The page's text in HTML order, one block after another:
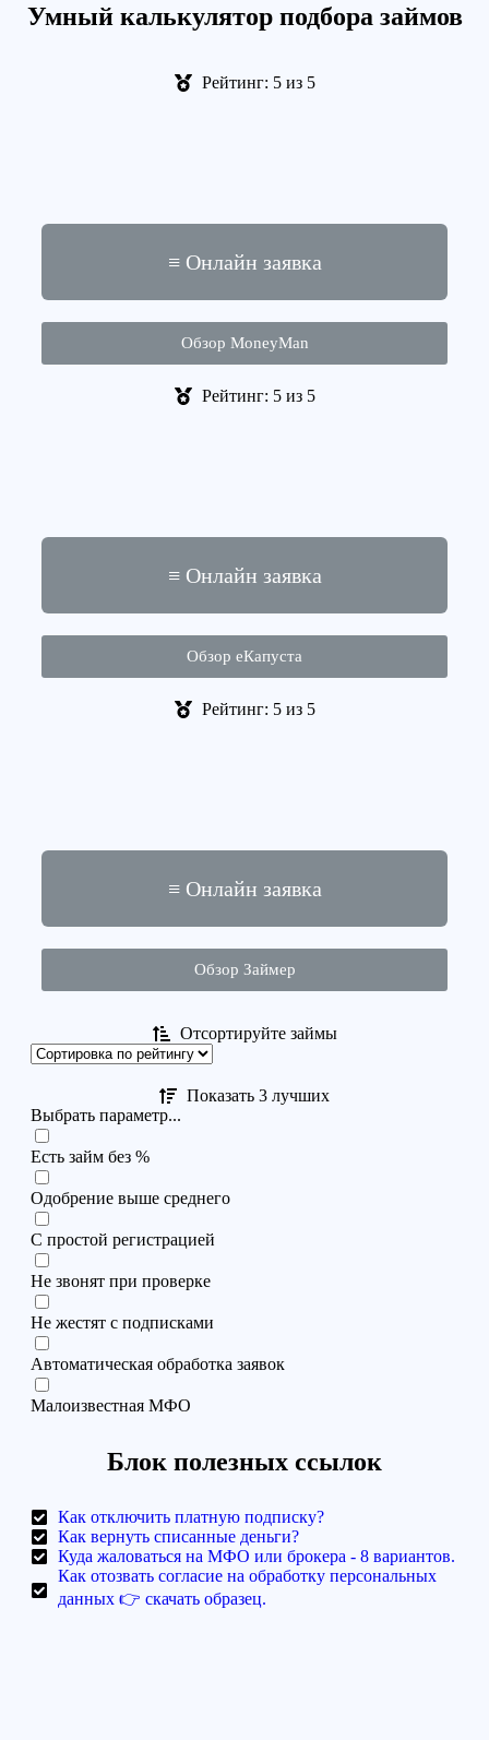
Умный калькулятор подбора займов
Рейтинг: 5 из 5
≡ Онлайн заявка
Обзор MoneyMan
Рейтинг: 5 из 5
≡ Онлайн заявка
Обзор еКапуста
Рейтинг: 5 из 5
≡ Онлайн заявка
Обзор Займер
Отсортируйте займы
Показать 3 лучших
Выбрать параметр...
Есть займ без %
Одобрение выше среднего
С простой регистрацией
Не звонят при проверке
Не жестят с подписками
Автоматическая обработка заявок
Малоизвестная МФО
Блок полезных ссылок
Как отключить платную подписку?
Как вернуть списанные деньги?
Куда жаловаться на МФО или брокера - 8 вариантов.
Как отозвать согласие на обработку персональных
данных 👉 скачать образец.